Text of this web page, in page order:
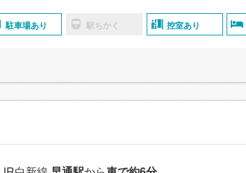
駐車場あり 駅ちかく 控室あり